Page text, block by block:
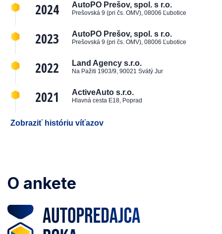
2024 AutoPO Prešov, spol. s r.o.
Prešovská 9 (pri čs. OMV), 08006 Ľubotice
2023 AutoPO Prešov, spol. s r.o.
Prešovská 9 (pri čs. OMV), 08006 Ľubotice
2022 Land Agency s.r.o.
Na Pažiti 1903/9, 90021 Svätý Jur
2021 ActiveAuto s.r.o.
Hlavná cesta E18, Poprad
Zobraziť históriu víťazov
O ankete